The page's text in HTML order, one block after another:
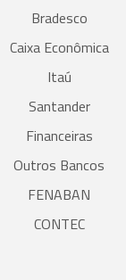
Bradesco
Caixa Econômica
Itaú
Santander
Financeiras
Outros Bancos
FENABAN
CONTEC